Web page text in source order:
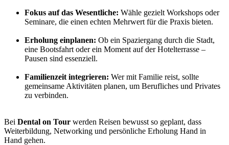
Fokus auf das Wesentliche: Wähle gezielt Workshops oder
Seminare, die einen echten Mehrwert für die Praxis bieten.
Erholung einplanen: Ob ein Spaziergang durch die Stadt,
eine Bootsfahrt oder ein Moment auf der Hotelterrasse –
Pausen sind essenziell.
Familienzeit integrieren: Wer mit Familie reist, sollte
gemeinsame Aktivitäten planen, um Berufliches und Privates
zu verbinden.
Bei Dental on Tour werden Reisen bewusst so geplant, dass
Weiterbildung, Networking und persönliche Erholung Hand in
Hand gehen.